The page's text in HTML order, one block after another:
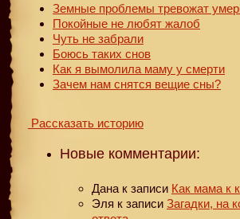
Земные проблемы тревожат
Покойные не любят жалоб
Чуть не забрали
Боюсь таких снов
Как я вымолила маму у смерти
Зачем нам снятся вещие сны?
Рассказать историю
Новые комментарии:
Дана к записи Как мама к
Эля к записи Загадки, на